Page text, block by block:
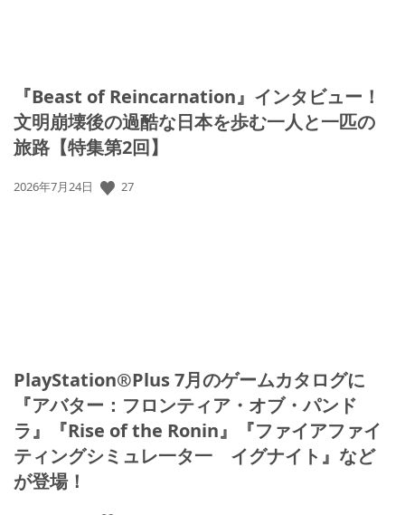
『Beast of Reincarnation』インタビュー！
文明崩壊後の過酷な日本を歩む一人と一匹の
旅路【特集第2回】
公
2026年7月24日 27
PlayStation®Plus 7月のゲームカタログに
『アバター：フロンティア・オブ・パンド
ラ』『Rise of the Ronin』『ファイアファイ
ティングシミュレ一タ一 イグナイト』など
が登場！